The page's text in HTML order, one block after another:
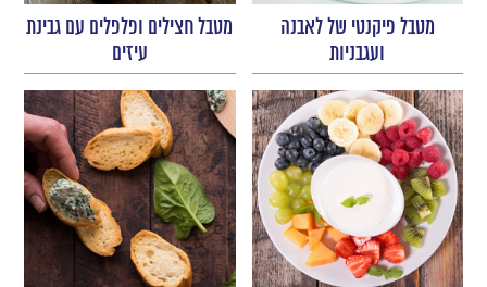
מטבל פיקנטי של לאבנה
ועגבניות
מטבל חצילים ופלפלים עם גבינת
עיזים